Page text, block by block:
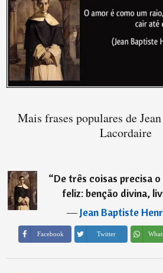
Mais frases populares de
Lacordaire
“De três coisas precisa
feliz: benção divina,
―Jean Baptiste
Facebook Twitter